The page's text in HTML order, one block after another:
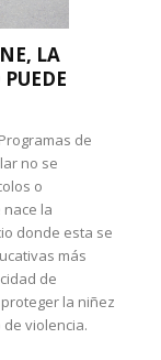
LA
de
no se
o
la
donde esta se
más
de
la niñez
violencia.